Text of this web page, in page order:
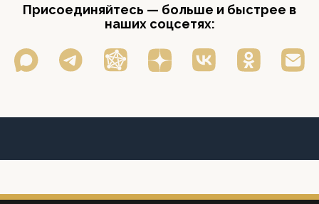
Присоединяйтесь — больше и быстрее в
наших соцсетях: